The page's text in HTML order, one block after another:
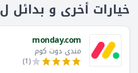
خيارات أخرى و بدائل لSmartsheet
monday.com
مندي دوت كوم
(
1
)